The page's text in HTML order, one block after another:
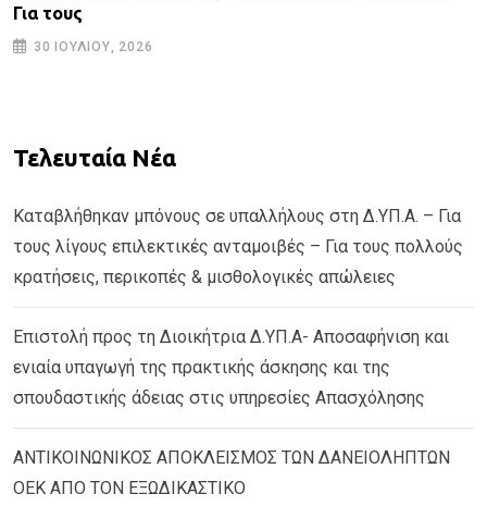
Για τους
30 ΙΟΥΛΊΟΥ, 2026
Τελευταία Νέα
Καταβλήθηκαν μπόνους σε υπαλλήλους στη Δ.ΥΠ.Α. – Για
τους λίγους επιλεκτικές ανταμοιβές – Για τους πολλούς
κρατήσεις, περικοπές & μισθολογικές απώλειες
Επιστολή προς τη Διοικήτρια Δ.ΥΠ.Α- Αποσαφήνιση και
ενιαία υπαγωγή της πρακτικής άσκησης και της
σπουδαστικής άδειας στις υπηρεσίες Απασχόλησης
ΑΝΤΙΚΟΙΝΩΝΙΚΟΣ ΑΠΟΚΛΕΙΣΜΟΣ ΤΩΝ ΔΑΝΕΙΟΛΗΠΤΩΝ
ΟΕΚ ΑΠΟ ΤΟΝ ΕΞΩΔΙΚΑΣΤΙΚΟ